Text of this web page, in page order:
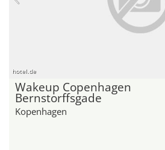
hotel.de
Wakeup Copenhagen
Bernstorffsgade
Kopenhagen